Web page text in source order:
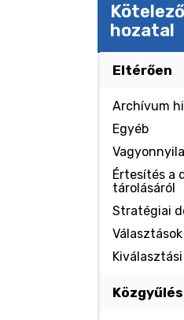
hozatal
Eltérően
Archívum
Egyéb
Értesítés a
tárolásáról
Stratégiai
Választások
Közgyűlés